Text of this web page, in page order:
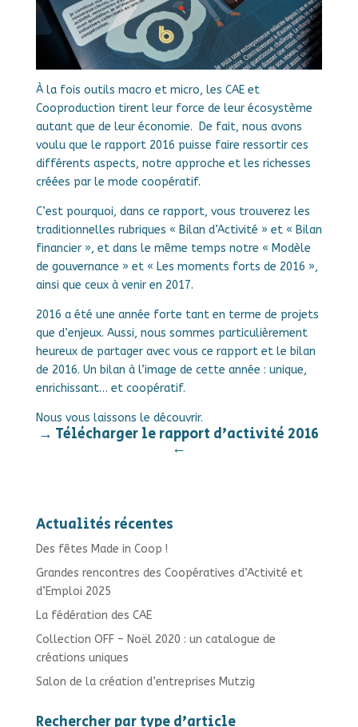
À la fois outils macro et micro, les CAE et
Cooproduction tirent leur force de leur écosystème
autant que de leur économie. De fait, nous avons
voulu que le rapport 2016 puisse faire ressortir ces
différents aspects, notre approche et les richesses
créées par le mode coopératif.
C’est pourquoi, dans ce rapport, vous trouverez les
traditionnelles rubriques « Bilan d’Activité » et « Bilan
financier », et dans le même temps notre « Modèle
de gouvernance » et « Les moments forts de 2016 »,
ainsi que ceux à venir en 2017.
2016 a été une année forte tant en terme de projets
que d’enjeux. Aussi, nous sommes particulièrement
heureux de partager avec vous ce rapport et le bilan
de 2016. Un bilan à l’image de cette année : unique,
enrichissant… et coopératif.
Nous vous laissons le découvrir.
→ Télécharger le rapport d’activité 2016
←
Actualités récentes
Des fêtes Made in Coop !
Grandes rencontres des Coopératives d’Activité et
d’Emploi 2025
La fédération des CAE
Collection OFF – Noël 2020 : un catalogue de
créations uniques
Salon de la création d’entreprises Mutzig
Rechercher par type d’article